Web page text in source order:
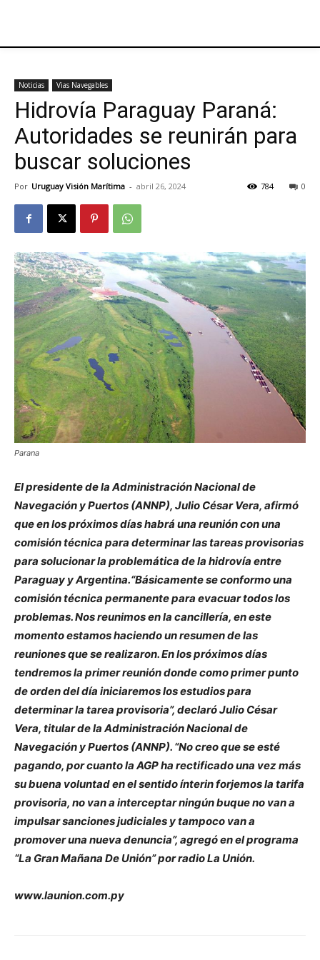
Noticias Vias Navegables
Hidrovía Paraguay Paraná:
Autoridades se reunirán para
buscar soluciones
Por Uruguay Visión Marítima - abril 26, 2024 0
784
Parana
El presidente de la Administración Nacional de
Navegación y Puertos (ANNP), Julio César Vera, afirmó
que en los próximos días habrá una reunión con una
comisión técnica para determinar las tareas provisorias
para solucionar la problemática de la hidrovía entre
Paraguay y Argentina.“Básicamente se conformo una
comisión técnica permanente para evacuar todos los
problemas. Nos reunimos en la cancillería, en este
momento estamos haciendo un resumen de las
reuniones que se realizaron. En los próximos días
tendremos la primer reunión donde como primer punto
de orden del día iniciaremos los estudios para
determinar la tarea provisoria”, declaró Julio César
Vera, titular de la Administración Nacional de
Navegación y Puertos (ANNP). “No creo que se esté
pagando, por cuanto la AGP ha rectificado una vez más
su buena voluntad en el sentido ínterin forjemos la tarifa
provisoria, no van a interceptar ningún buque no van a
impulsar sanciones judiciales y tampoco van a
promover una nueva denuncia”, agregó en el programa
“La Gran Mañana De Unión” por radio La Unión.
www.launion.com.py